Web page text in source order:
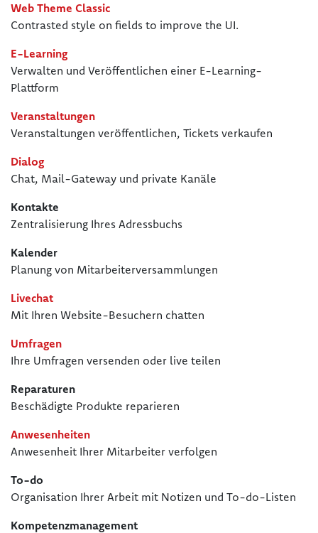
Web Theme Classic
Contrasted style on fields to improve the UI.
E-Learning
Verwalten und Veröffentlichen einer E-Learning-
Plattform
Veranstaltungen
Veranstaltungen veröffentlichen, Tickets verkaufen
Dialog
Chat, Mail-Gateway und private Kanäle
Kontakte
Zentralisierung Ihres Adressbuchs
Kalender
Planung von Mitarbeiterversammlungen
Livechat
Mit Ihren Website-Besuchern chatten
Umfragen
Ihre Umfragen versenden oder live teilen
Reparaturen
Beschädigte Produkte reparieren
Anwesenheiten
Anwesenheit Ihrer Mitarbeiter verfolgen
To-do
Organisation Ihrer Arbeit mit Notizen und To-do-Listen
Kompetenzmanagement